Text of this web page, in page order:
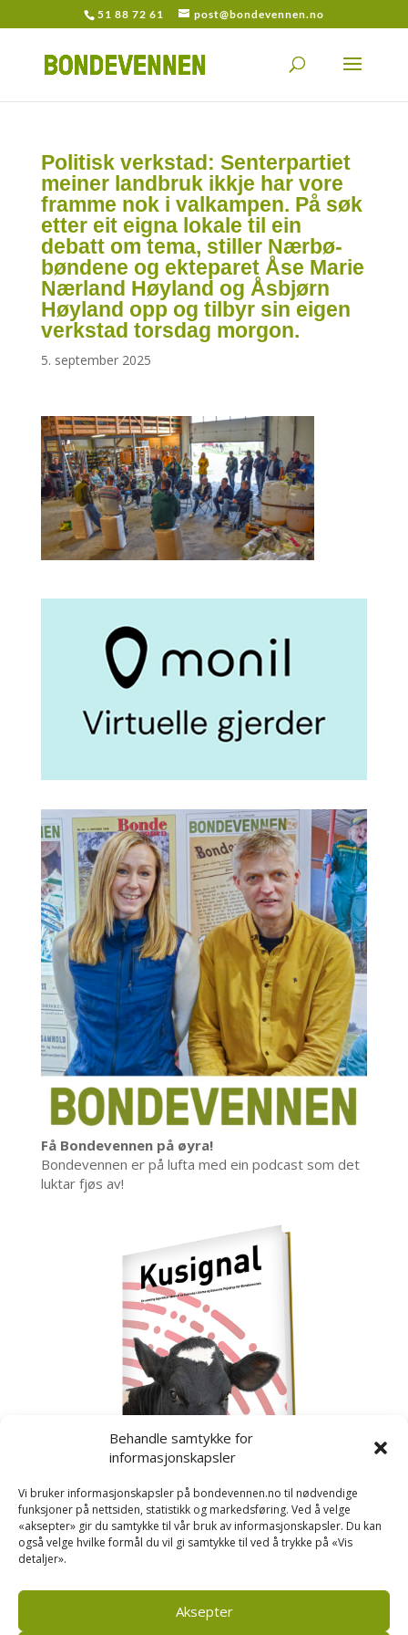
Behandle samtykke for
informasjonskapsler
Vi bruker informasjonskapsler på bondevennen.no til nødvendige
funksjoner på nettsiden, statistikk og markedsføring. Ved å velge
«aksepter» gir du samtykke til vår bruk av informasjonskapsler. Du kan
også velge hvilke formål du vil gi samtykke til ved å trykke på «Vis
detaljer».
Aksepter
51 88 72 61 post@bondevennen.no
Politisk verkstad: Senterpartiet
meiner landbruk ikkje har vore
framme nok i valkampen. På søk
etter eit eigna lokale til ein
debatt om tema, stiller Nærbø-
bøndene og ekteparet Åse Marie
Nærland Høyland og Åsbjørn
Høyland opp og tilbyr sin eigen
verkstad torsdag morgon.
5. september 2025
Få Bondevennen på øyra!
Bondevennen er på lufta med ein podcast som det
luktar fjøs av!
Kusignal